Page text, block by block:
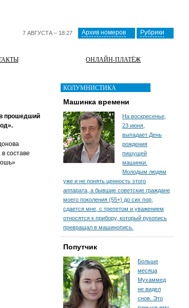
7 АВГУСТА – 18:27 Архив номеров Рубрики
ОНЛАЙН-ПЛАТЁЖ
прошедший
составе
КОЛУМНИСТИКА
Машинка времени
На воскресенье,
23 июня,
выпадает День
рождения
пишущей
машинки.
Молодым людям
уже и не понять ценность этого
аппарата, а бывшие советские граждане
моего поколения (55+) до сих пор,
сдается мне, с трепетом и уважением
относятся к прибору, который рукопись
превращал в машинопись.
Попутчик
Больше
месяца
Мухаммед
не видел
снов. Это